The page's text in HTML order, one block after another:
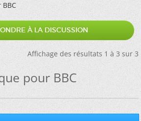
À LA DISCUSSION
Affichage des résultats 1 à 3 sur 3
pour BBC